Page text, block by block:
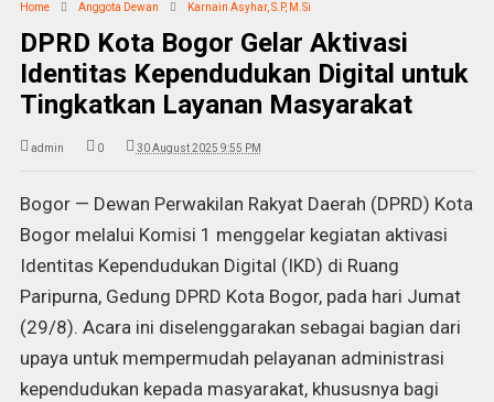
Home Anggota Dewan Karnain Asyhar, S.P, M.Si
DPRD Kota Bogor Gelar Aktivasi
Identitas Kependudukan Digital untuk
Tingkatkan Layanan Masyarakat
admin 0 30 August 2025 9:55 PM
Bogor — Dewan Perwakilan Rakyat Daerah (DPRD) Kota
Bogor melalui Komisi 1 menggelar kegiatan aktivasi
Identitas Kependudukan Digital (IKD) di Ruang
Paripurna, Gedung DPRD Kota Bogor, pada hari Jumat
(29/8). Acara ini diselenggarakan sebagai bagian dari
upaya untuk mempermudah pelayanan administrasi
kependudukan kepada masyarakat, khususnya bagi